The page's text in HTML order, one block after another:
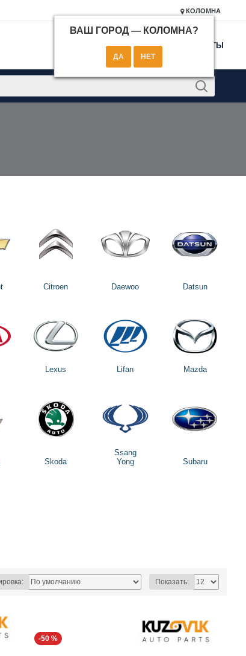
КОЛОМНА
ВАШ ГОРОД — КОЛОМНА?
КОНТАКТЫ
Citroen Daewoo Datsun
Lexus Lifan Mazda
Skoda
Ssang
Yong
Subaru
Показать:
-50 %